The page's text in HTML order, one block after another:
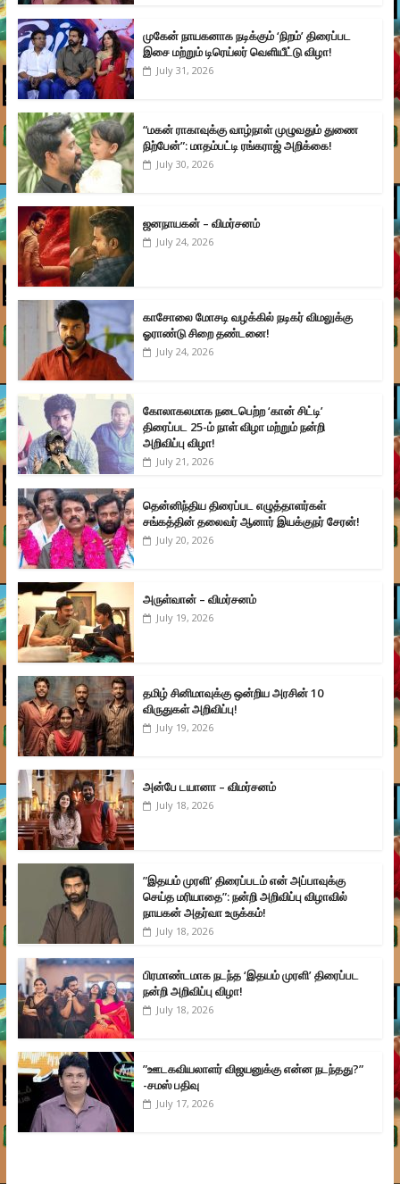
முகேன் நாயகனாக நடிக்கும் ‘நிறம்’ திரைப்பட
இசை மற்றும் டிரெய்லர் வெளியீட்டு விழா!
July 31, 2026
“மகன் ராகாவுக்கு வாழ்நாள் முழுவதும் துணை
நிற்பேன்”: மாதம்பட்டி ரங்கராஜ் அறிக்கை!
July 30, 2026
ஜனநாயகன் – விமர்சனம்
July 24, 2026
காசோலை மோசடி வழக்கில் நடிகர் விமலுக்கு
ஓராண்டு சிறை தண்டனை!
July 24, 2026
கோலாகலமாக நடைபெற்ற ‘கான் சிட்டி’
திரைப்பட 25-ம் நாள் விழா மற்றும் நன்றி
அறிவிப்பு விழா!
July 21, 2026
தென்னிந்திய திரைப்பட எழுத்தாளர்கள்
சங்கத்தின் தலைவர் ஆனார் இயக்குநர் சேரன்!
July 20, 2026
அருள்வான் – விமர்சனம்
July 19, 2026
தமிழ் சினிமாவுக்கு ஒன்றிய அரசின் 10
விருதுகள் அறிவிப்பு!
July 19, 2026
அன்பே டயானா – விமர்சனம்
July 18, 2026
”இதயம் முரளி’ திரைப்படம் என் அப்பாவுக்கு
செய்த மரியாதை”: நன்றி அறிவிப்பு விழாவில்
நாயகன் அதர்வா உருக்கம்!
July 18, 2026
பிரமாண்டமாக நடந்த ‘இதயம் முரளி’ திரைப்பட
நன்றி அறிவிப்பு விழா!
July 18, 2026
”ஊடகவியலாளர் விஜயனுக்கு என்ன நடந்தது?”
-சமஸ் பதிவு
July 17, 2026